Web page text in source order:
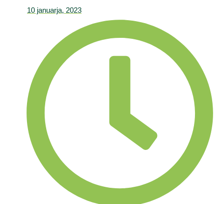
10 januarja, 2023